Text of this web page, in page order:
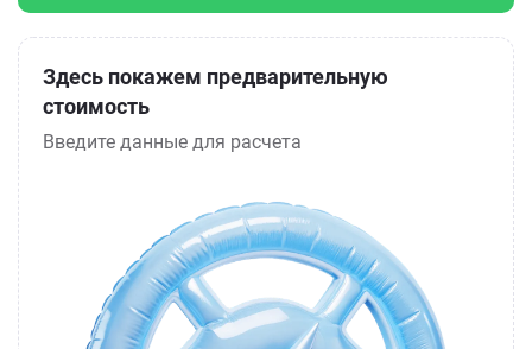
Здесь покажем предварительную
стоимость
Введите данные для расчета